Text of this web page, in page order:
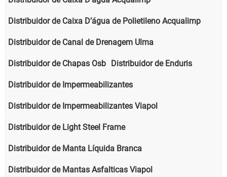
Distribuidor de Caixa D’água de Polietileno Acqualimp
Distribuidor de Canal de Drenagem Ulma
Distribuidor de Chapas Osb Distribuidor de Enduris
Distribuidor de Impermeabilizantes
Distribuidor de Impermeabilizantes Viapol
Distribuidor de Light Steel Frame
Distribuidor de Manta Líquida Branca
Distribuidor de Mantas Asfalticas Viapol